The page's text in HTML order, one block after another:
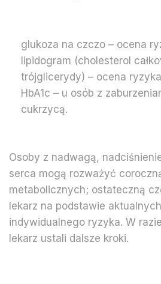
glukoza na czczo – ocena
lipidogram (cholesterol
trójglicerydy) – ocena
HbA1c – u osób z
cukrzycą.
Osoby z nadwagą,
serca mogą rozważyć
metabolicznych; ostateczną
lekarz na podstawie
indywidualnego ryzyka. W
lekarz ustali dalsze kroki.